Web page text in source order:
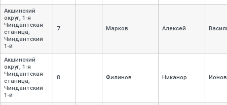
Акшинский
округ, 1-я
Чиндантская
станица,
Чиндантский
1-й
7 Марков Алексей
Акшинский
округ, 1-я
Чиндантская
станица,
Чиндантский
1-й
8 Филинов Никанор Ионов